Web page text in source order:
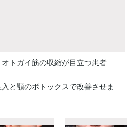
トガイ筋の収縮が目立つ患者
と顎のボトックスで改善させま